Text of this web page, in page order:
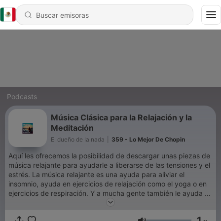
Podcasts
Música Clásica para la Relajación y la
Meditación
El dueño de la nada 359 - Lo Mejor De Chopin
Aquí les ofrecemos la posibilidad de descargar unas piezas de
música relajante para ayudarle a liberarse de las tensiones y el
estrés. La música relajante es una ayuda para aliviar el
insomnio, ayuda en ejercicios de relajación como el yoga o en
ejercicios de respiración. Y a mucha gente también le ayuda a